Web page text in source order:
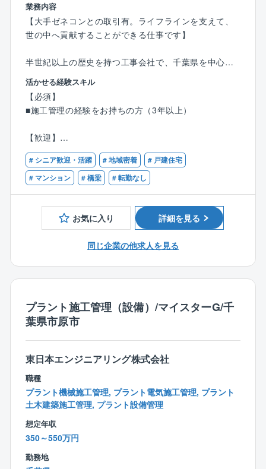
※ご家庭の事情で働き方や出張範囲に相談がある場合
は、それを踏まえて選考可能です。ぜひ積極的にご応
募ください。
■やりがい
⇒解体では区画ごとではなく、1つの工事を丸ごと請負
うほか、解体工法に決まりはありません。そのため、
事例を参考にしつつも、どのように工事を進めるか0か
ら考えたり、自身の意見が反映されやすかったりと自
由度の高さが特徴です。
また、大手プラントメーカーからの元受け工事が多
く、対象建築物も大小/種類様々。脱炭素の要求が進む
中で新たな解体工法を採用したりと突き詰めがいもあ
ントのポストも目指していただきやすい環境です。
⇒OJT中心でノウハウをお伝えします。同社は中途社
員が9割を占めており、気軽に質問等ができ、安心して
学べる環境がございます。
【同社の手当の特徴】
＜出張手当は年最大100万円＞
い…」という方には出張の少ない働き方も対応してい
ます。
＜資格手当充実＞
⇒1級建築施工管理技士、1級土木施工管理技士、技術
士（建設）の資格をお持ちの方は、年間最大60万円の
手当がございます。
業務上必要な資格であれば、取得のかかる受講料や講
業務内容
【大手ゼネコンとの取引有。ライフラインを支えて、
世の中へ貢献することができる仕事です】
半世紀以上の歴史を持つ工事会社で、千葉県を中心に
東京、神奈川、埼玉、茨城のエリアにて、プラント
（工場・発電所）などの施工管理のお仕事を行いま
す。
※職人さんではないので塗装などの現場作業は発生しま
※繁忙期には休日出社が発生することもございますが、
休日出勤手当がつきます。
※お客様は大手ゼネコンなどの建設会社です。個人客は
滅多にありません。日曜は安心して休めます。
【施工実績】
千葉市内食品メーカー、東北電力株式会社、東京電力
フュエル＆パワー等
活かせる経験スキル
【必須】
■施工管理の経験をお持ちの方（3年以上）
【歓迎】
■塗装に関わる業務経験をお持ちの方
■防食（防蝕）塗装工事の施工管理
■1級土木施工管理技士
■2級土木施工管理技士
# シニア歓迎・活躍 # 地域密着
# 戸建住宅
# マンション
# 橋梁 # 転勤なし
お気に入り 詳細を見る
同じ企業の他求人を見る
プラント施工管理（設備）/マイスターG/千
葉県市原市
東日本エンジニアリング株式会社
職種
プラント機械施工管理, プラント電気施工管理, プラント
土木建築施工管理, プラント設備管理
想定年収
350～550万円
勤務地